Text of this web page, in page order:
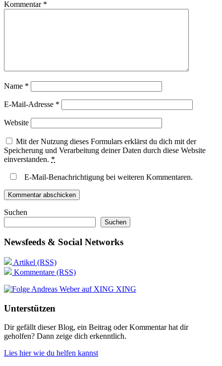
Kommentar *
Name *
E-Mail-Adresse *
Website
Mit der Nutzung dieses Formulars erklärst du dich mit der
Speicherung und Verarbeitung deiner Daten durch diese Website
einverstanden. *
E-Mail-Benachrichtigung bei weiteren Kommentaren.
Suchen
Suchen
Newsfeeds & Social Networks
Artikel (RSS)
Kommentare (RSS)
XING
Unterstützen
Dir gefällt dieser Blog, ein Beitrag oder Kommentar hat dir
geholfen? Dann zeige dich erkenntlich.
Lies hier wie du helfen kannst